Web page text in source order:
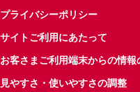
プライバシーポリシー
サイトご利用にあたって
お客さまご利用端末からの情
見やすさ・使いやすさの調整